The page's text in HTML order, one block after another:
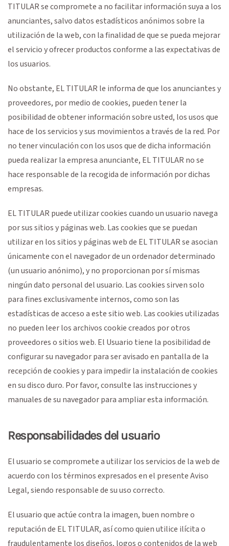
TITULAR se compromete a no facilitar información suya a los
anunciantes, salvo datos estadísticos anónimos sobre la
utilización de la web, con la finalidad de que se pueda mejorar
el servicio y ofrecer productos conforme a las expectativas de
los usuarios.
No obstante, EL TITULAR le informa de que los anunciantes y
proveedores, por medio de cookies, pueden tener la
posibilidad de obtener información sobre usted, los usos que
hace de los servicios y sus movimientos a través de la red. Por
no tener vinculación con los usos que de dicha información
pueda realizar la empresa anunciante, EL TITULAR no se
hace responsable de la recogida de información por dichas
empresas.
EL TITULAR puede utilizar cookies cuando un usuario navega
por sus sitios y páginas web. Las cookies que se puedan
utilizar en los sitios y páginas web de EL TITULAR se asocian
únicamente con el navegador de un ordenador determinado
(un usuario anónimo), y no proporcionan por sí mismas
ningún dato personal del usuario. Las cookies sirven solo
para fines exclusivamente internos, como son las
estadísticas de acceso a este sitio web. Las cookies utilizadas
no pueden leer los archivos cookie creados por otros
proveedores o sitios web. El Usuario tiene la posibilidad de
configurar su navegador para ser avisado en pantalla de la
recepción de cookies y para impedir la instalación de cookies
en su disco duro. Por favor, consulte las instrucciones y
manuales de su navegador para ampliar esta información.
Responsabilidades del usuario
El usuario se compromete a utilizar los servicios de la web de
acuerdo con los términos expresados en el presente Aviso
Legal, siendo responsable de su uso correcto.
El usuario que actúe contra la imagen, buen nombre o
reputación de EL TITULAR, así como quien utilice ilícita o
fraudulentamente los diseños, logos o contenidos de la web